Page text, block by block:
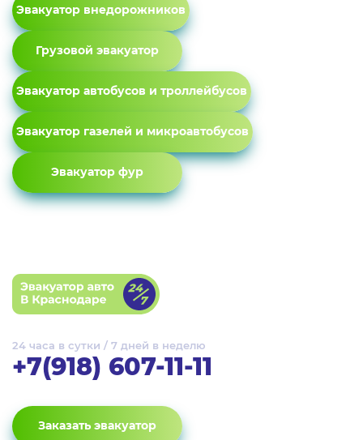
Эвакуатор внедорожников
Грузовой эвакуатор
Эвакуатор автобусов и троллейбусов
Эвакуатор газелей и микроавтобусов
Эвакуатор фур
24 часа в сутки / 7 дней в неделю
+7(918) 607-11-11
Заказать эвакуатор